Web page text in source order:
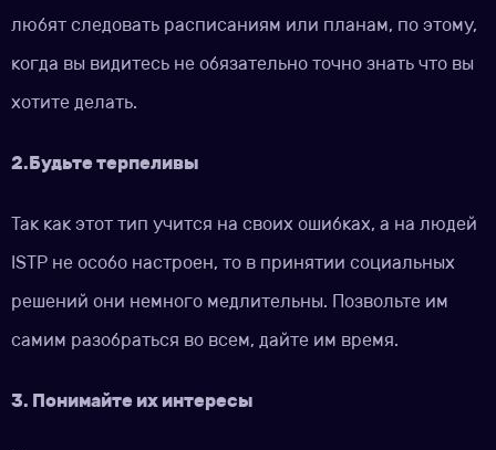
любят следовать расписаниям или планам, по этому,
когда вы видитесь не обязательно точно знать что вы
хотите делать.
2.Будьте терпеливы
Так как этот тип учится на своих ошибках, а на людей
ISTP не особо настроен, то в принятии социальных
решений они немного медлительны. Позвольте им
самим разобраться во всем, дайте им время.
3. Понимайте их интересы